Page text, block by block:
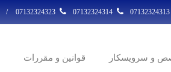
/
و سرویسکار قوانین و مقررات